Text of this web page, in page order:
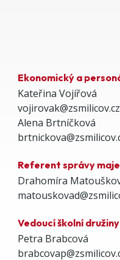
Ekonomický a
Kateřina Vojířová
vojirovak@zsmilicov.cz
Alena Brtníčková
Referent správy
Drahomíra
Vedoucí školní družiny
Petra Brabcová